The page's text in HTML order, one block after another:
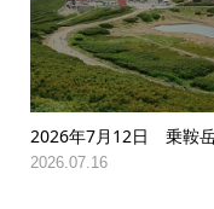
2026年7月12日 乗鞍
2026.07.16